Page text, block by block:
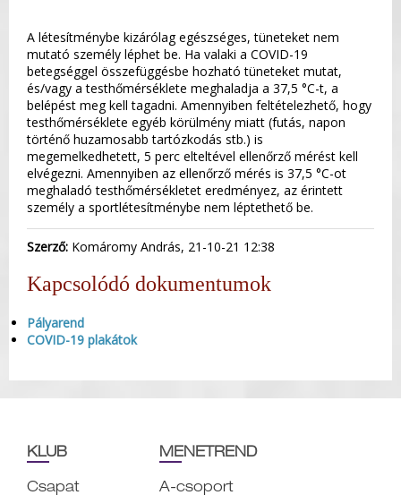
A létesítménybe kizárólag egészséges, tüneteket nem
mutató személy léphet be. Ha valaki a COVID-19
betegséggel összefüggésbe hozható tüneteket mutat,
és/vagy a testhőmérséklete meghaladja a 37,5 °C-t, a
belépést meg kell tagadni. Amennyiben feltételezhető, hogy
testhőmérséklete egyéb körülmény miatt (futás, napon
történő huzamosabb tartózkodás stb.) is
megemelkedhetett, 5 perc elteltével ellenőrző mérést kell
elvégezni. Amennyiben az ellenőrző mérés is 37,5 °C-ot
meghaladó testhőmérsékletet eredményez, az érintett
személy a sportlétesítménybe nem léptethető be.
Szerző: Komáromy András, 21-10-21 12:38
Kapcsolódó dokumentumok
Pályarend
COVID-19 plakátok
KLUB
Csapat
MENETREND
A-csoport